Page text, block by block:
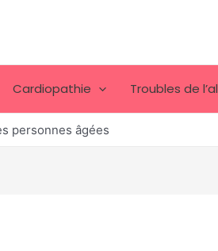
Cardiopathie Troubles de
personnes âgées